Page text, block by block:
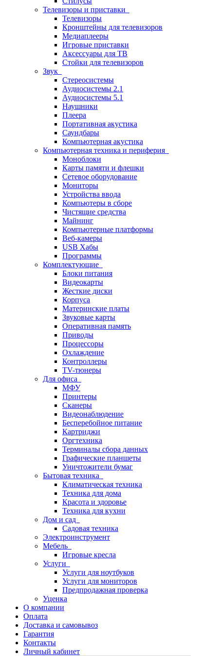
Телевизоры и приставки
Телевизоры
Кронштейны для телевизоров
Медиаплееры
Игровые приставки
Аксессуары для ТВ
Стойки для телевизоров
Звук
Стереосистемы
Аудиосистемы 2.1
Аудиосистемы 5.1
Наушники
Плеера
Портативная акустика
Саундбары
Компьютерная акустика
Компьютерная техника и периферия
Моноблоки
Карты памяти и флешки
Сетевое оборудование
Мониторы
Устройства ввода
Компьютеры в сборе
Чистящие средства
Майнинг
Компьютерные платформы
Веб-камеры
USB Хабы
Программы
Комплектующие
Блоки питания
Видеокарты
Жесткие диски
Корпуса
Материнские платы
Звуковые карты
Оперативная память
Приводы
Процессоры
Охлаждение
Контроллеры
TV-тюнеры
Для офиса
МФУ
Принтеры
Сканеры
Видеонаблюдение
Бесперебойное питание
Картриджи
Оргтехника
Терминалы сбора данных
Графические планшеты
Уничтожители бумаг
Бытовая техника
Климатическая техника
Техника для дома
Красота и здоровье
Техника для кухни
Дом и сад
Садовая техника
Электроинструмент
Мебель
Игровые кресла
Услуги
Услуги для ноутбуков
Услуги для мониторов
Предпродажная проверка
Уценка
О компании
Оплата
Доставка и самовывоз
Гарантия
Контакты
Личный кабинет